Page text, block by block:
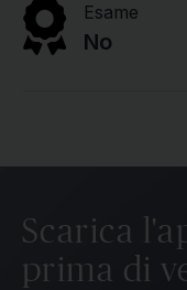
Esame
No
Scarica
prima di